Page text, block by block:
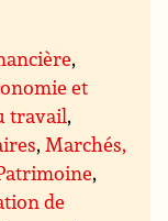
,
et
travail,
, Marchés,
,
de